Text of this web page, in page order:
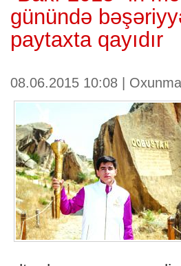
günündə
paytaxta qayıdır
08.06.2015 10:08 |